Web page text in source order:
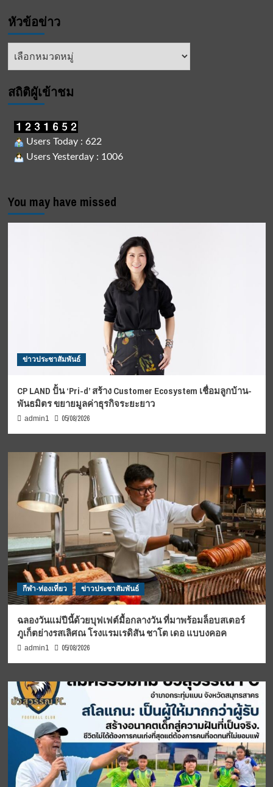
หัวข้อข่าว
หัวข้อ
สถิติผูัเข้าชม
Users Today : 622
Users Yesterday : 1006
You may have missed
ข่าวประชาสัมพันธ์
CP LAND ปั้น ‘Pri-d’ สร้าง Customer Ecosystem เชื่อมลูกบ้าน-
พันธมิตร ขยายมูลค่าธุรกิจระยะยาว
admin1 05/08/2026
กีฬา-ท่องเที่ยว ข่าวประชาสัมพันธ์
ฉลองวันแม่ปีนี้ด้วยบุฟเฟต์มื้อกลางวัน ที่มาพร้อมล็อบสเตอร์
ภูเก็ตย่างรสเลิศณ โรงแรมเรดิสัน ชาโต เดอ แบบงคอค
admin1 05/08/2026